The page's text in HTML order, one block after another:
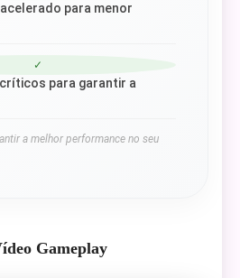
para menor
✓
para garantir a
a melhor performance no seu
Gameplay